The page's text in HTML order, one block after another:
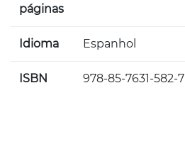
páginas
Idioma Espanhol
ISBN 978-85-7631-582-7